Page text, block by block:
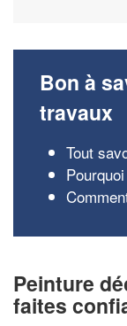
Bon à
travaux
Tout
Peinture
faites